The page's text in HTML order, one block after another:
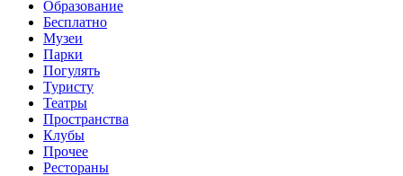
Образование
Бесплатно
Музеи
Парки
Погулять
Туристу
Театры
Пространства
Клубы
Прочее
Рестораны